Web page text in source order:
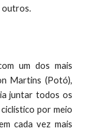
outros.
um dos mais
Martins (Potó),
juntar todos os
por meio
cada vez mais